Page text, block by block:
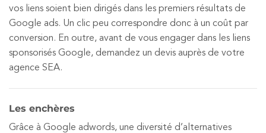
vos liens soient bien dirigés dans les premiers résultats de
Google ads. Un clic peu correspondre donc à un coût par
conversion. En outre, avant de vous engager dans les liens
sponsorisés Google, demandez un devis auprès de votre
agence SEA.
Les enchères
Grâce à Google adwords, une diversité d’alternatives